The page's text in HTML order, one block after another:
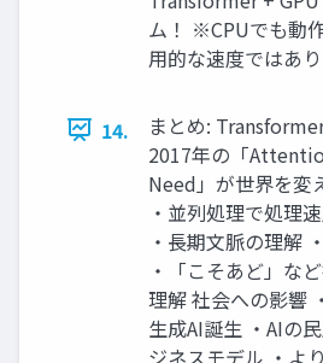
ム！ ※CPUでも動
用的な速度ではあ
14.
まとめ:
2017年の「
Need」が世界を変
・並列処理で処理
・長期文脈の理解
・「こそあど」な
理解 社会への影響
生成AI誕生 ・AIの
ジネスモデル ・よ